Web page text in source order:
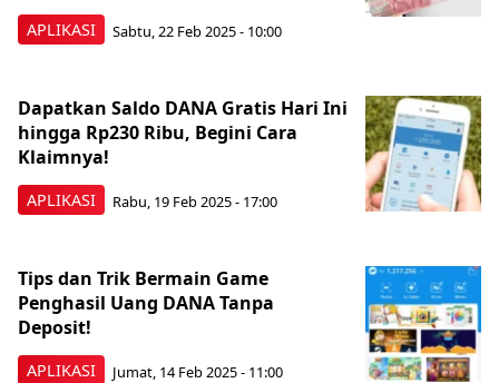
APLIKASI Sabtu, 22 Feb 2025 - 10:00
APLIKASI
Dapatkan Saldo DANA Gratis Hari Ini
hingga Rp230 Ribu, Begini Cara
Klaimnya!
Rabu, 19 Feb 2025 - 17:00
APLIKASI
Tips dan Trik Bermain Game
Penghasil Uang DANA Tanpa
Deposit!
Jumat, 14 Feb 2025 - 11:00